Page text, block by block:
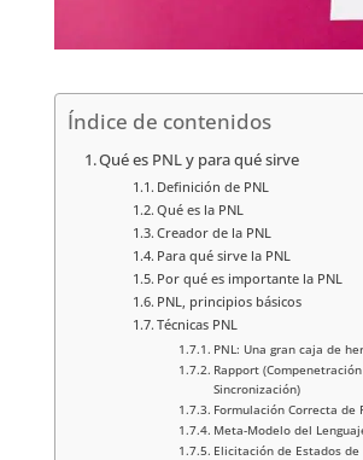
Índice de contenidos
Qué es PNL y para qué sirve
Definición de PNL
Qué es la PNL
Creador de la PNL
Para qué sirve la PNL
Por qué es importante la PNL
PNL, principios básicos
Técnicas PNL
PNL: Una gran caja de
Rapport
Sincronización)
Formulación Correcta de
Meta-Modelo del
Elicitación de Estados de